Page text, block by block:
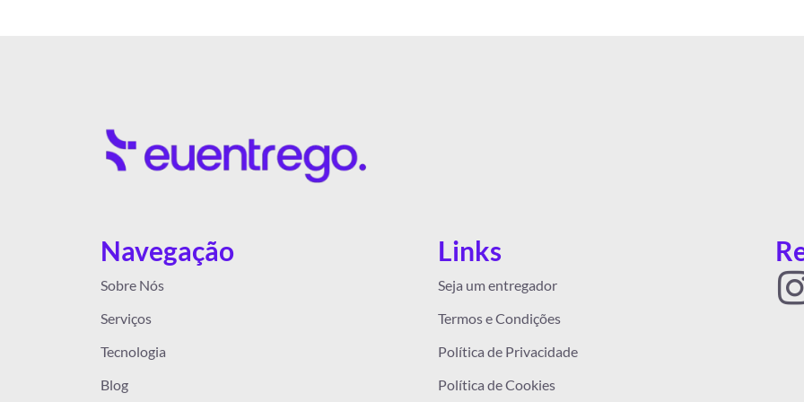
Navegação
Sobre Nós
Serviços
Tecnologia
Blog
Links
Seja um entregador
Termos e Condições
Política de Privacidade
Política de Cookies
I